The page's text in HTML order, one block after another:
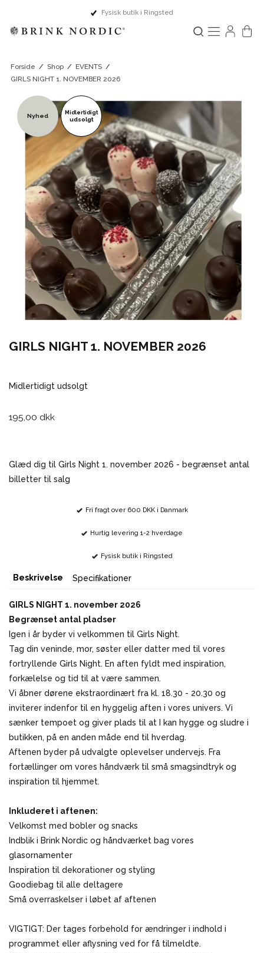
Fysisk butik i Ringsted
Forside / Shop / EVENTS /
GIRLS NIGHT 1. NOVEMBER 2026
Nyhed Midlertidigt
udsolgt
GIRLS NIGHT 1. NOVEMBER 2026
Midlertidigt udsolgt
195,00 dkk
Glæd dig til Girls Night 1. november 2026 - begrænset antal
billetter til salg
Fri fragt over 600 DKK i Danmark
Hurtig levering 1-2 hverdage
Fysisk butik i Ringsted
Beskrivelse Specifikationer
GIRLS NIGHT 1. november 2026
Begrænset antal pladser
Igen i år byder vi velkommen til Girls Night.
Tag din veninde, mor, søster eller datter med til vores
fortryllende Girls Night. En aften fyldt med inspiration,
forkælelse og tid til at være sammen.
Vi åbner dørene ekstraordinært fra kl. 18.30 - 20.30 og
inviterer indenfor til en hyggelig aften i vores univers. Vi
sænker tempoet og giver plads til at I kan hygge og sludre i
butikken, på en anden måde end til hverdag.
Aftenen byder på udvalgte oplevelser undervejs. Fra
fortællinger om vores håndværk til små smagsindtryk og
inspiration til hjemmet.
Inkluderet i aftenen:
Velkomst med bobler og snacks
Indblik i Brink Nordic og håndværket bag vores
glasornamenter
Inspiration til dekorationer og styling
Goodiebag til alle deltagere
Små overraskelser i løbet af aftenen
VIGTIGT: Der tages forbehold for ændringer i indhold i
programmet eller aflysning ved for få tilmeldte.